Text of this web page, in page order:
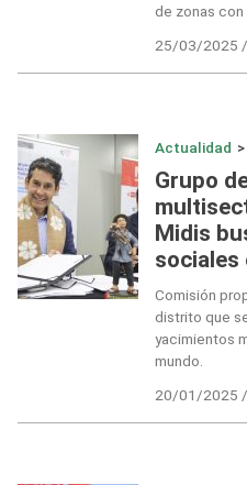
de zonas
25/03/2025 /
Actualidad >
Grupo
Midis
sociales
Comisión
distrito que
yacimientos
mundo.
20/01/2025 /